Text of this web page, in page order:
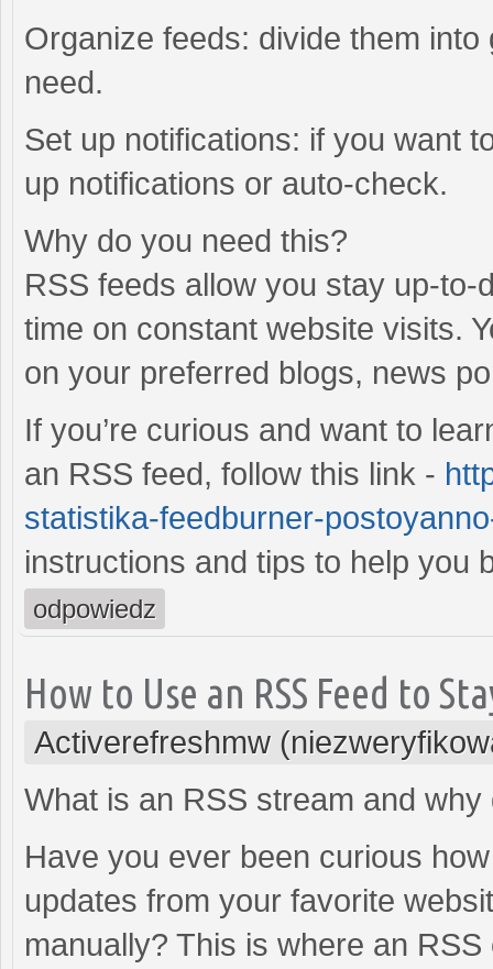
Organize feeds: divide them
need.
Set up notifications: if you want
up notifications or auto-check.
Why do you need this?
RSS feeds allow you stay up-
time on constant website visits.
on your preferred blogs, news
If you’re curious and want to
an RSS feed, follow this link -
statistika-feedburner-
instructions and tips to help you
odpowiedz
How to Use an RSS Feed to
Activerefreshmw
What is an RSS stream and
Have you ever been curious
updates from your favorite
manually? This is where an